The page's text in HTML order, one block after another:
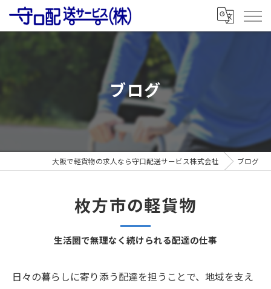
ブログ
大阪で軽貨物の求人なら守口配送サービス株式会社 ブログ
枚方市の軽貨物
生活圏で無理なく続けられる配達の仕事
日々の暮らしに寄り添う配達を担うことで、地域を支え